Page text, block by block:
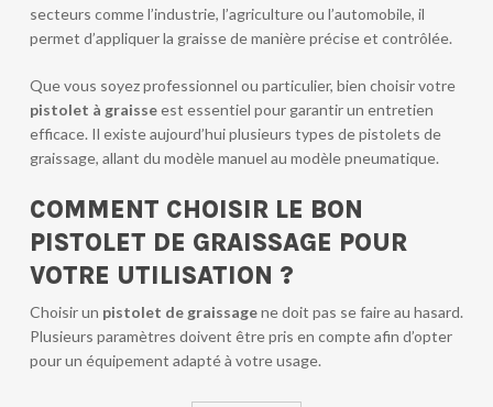
secteurs comme l’industrie, l’agriculture ou l’automobile, il
permet d’appliquer la graisse de manière précise et contrôlée.
Que vous soyez professionnel ou particulier, bien choisir votre
pistolet à graisseest essentiel pour garantir un entretien
efficace. Il existe aujourd’hui plusieurs types de pistolets de
graissage, allant du modèle manuel au modèle pneumatique.
COMMENT CHOISIR LE BON
PISTOLET DE GRAISSAGE POUR
VOTRE UTILISATION ?
Choisir un pistolet de graissagene doit pas se faire au hasard.
Plusieurs paramètres doivent être pris en compte afin d’opter
pour un équipement adapté à votre usage.